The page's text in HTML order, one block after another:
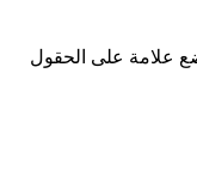
علامة على الحقول